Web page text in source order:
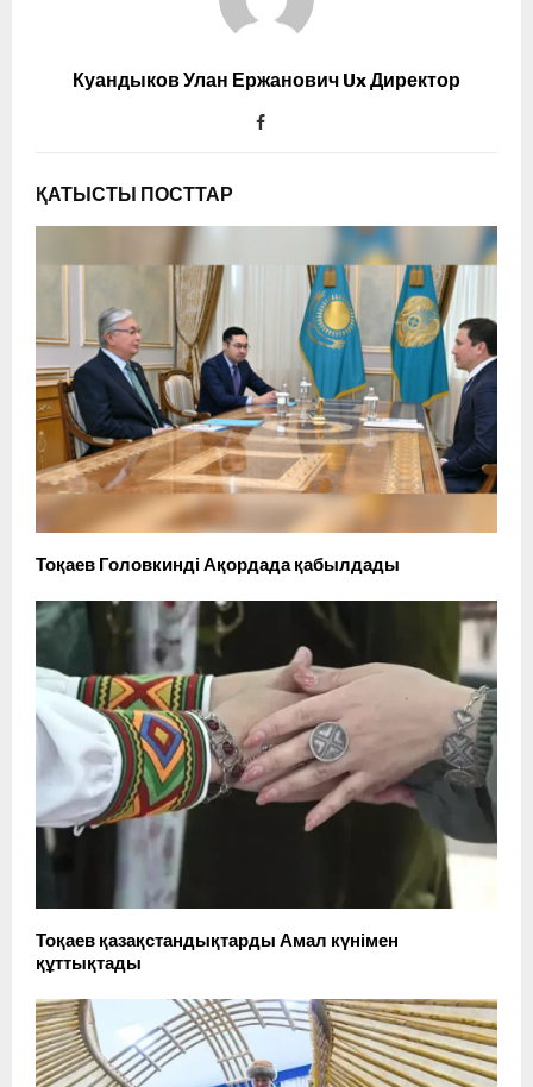
Куандыков Улан Ержанович Ux Директор
ҚАТЫСТЫ ПОСТТАР
Тоқаев Головкинді Ақордада қабылдады
Тоқаев қазақстандықтарды Амал күнімен
құттықтады